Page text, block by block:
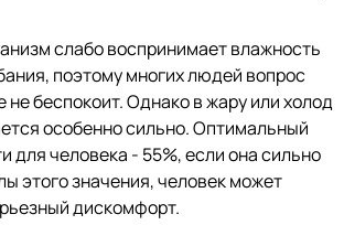
слабо воспринимает влажность
поэтому многих людей вопрос
беспокоит. Однако в жару или холод
особенно сильно. Оптимальный
для человека - 55%, если она сильно
этого значения, человек может
дискомфорт.